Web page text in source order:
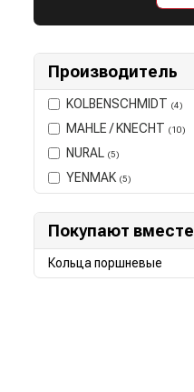
Производитель
KOLBENSCHMIDT (4)
MAHLE / KNECHT (10)
NURAL (5)
YENMAK (5)
Покупают вместе
Кольца поршневые